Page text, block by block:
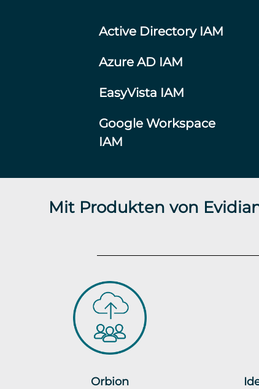
Active Directory IAM
Azure AD IAM
EasyVista IAM
Google Workspace
IAM
Mit Produkten von
Orbion